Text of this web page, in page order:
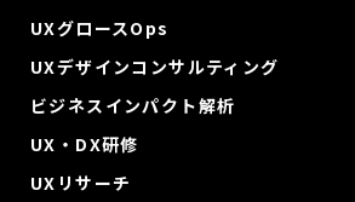
UXグロースOps
UXデザインコンサルティング
ビジネスインパクト解析
UX・DX研修
UXリサーチ